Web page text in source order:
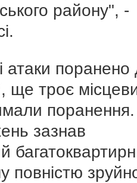
району", -
атаки поранено
ще троє
зазнав
повністю